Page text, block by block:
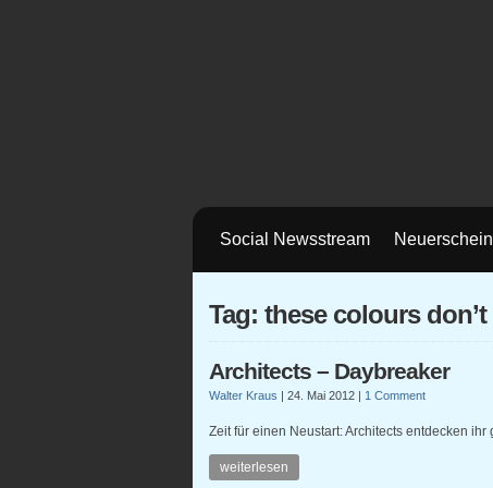
Social Newsstream
Tag: these colours
Architects – Daybreaker
Walter Kraus | 24. Mai 2012 | 1 Comment
Zeit für einen Neustart: Architects entdecken
weiterlesen